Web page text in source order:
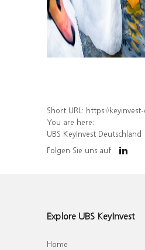
Short URL: https://keyinvest-de.ubs.com/
You are here:
UBS KeyInvest Deutschland
Folgen Sie uns auf
Explore UBS KeyInvest
Home